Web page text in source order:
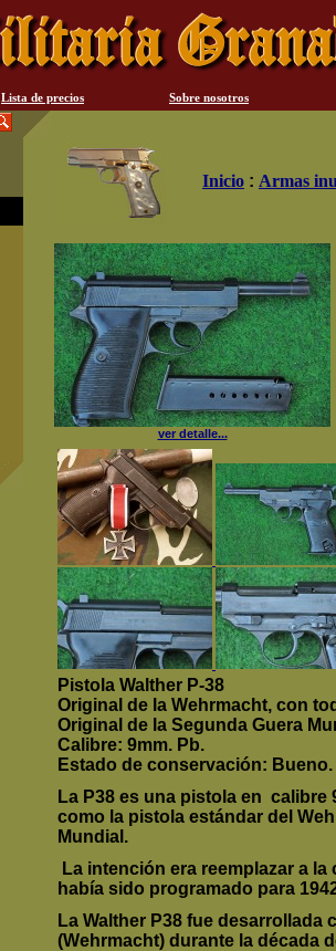
Lista de precios
Sobre nosotros
Inicio : Armas
ver detalle...
Pistola Walther P-38
Original de la Wehrmacht, con
Original de la Segunda Guera
Calibre: 9mm. Pb.
Estado de conservación: Bueno.
La P38 es una pistola en calibre
como la pistola estándar del
Mundial.
La intención era reemplazar a
había sido programado para
La Walther P38 fue desarrollada
(Wehrmacht) durante la década